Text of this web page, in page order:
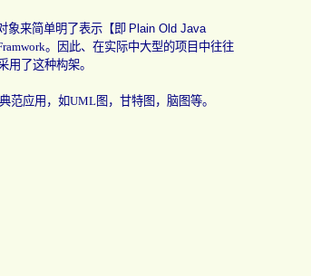
象来简单明了表示【即 Plain Old Java
。因此、在实际中大型的项目中往往
用了这种构架。
范应用，如UML图，甘特图，脑图等。